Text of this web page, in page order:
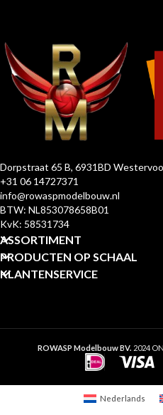
Dorpstraat 65 B, 6931BD
+31 06 14727371
info@rowaspmodelbouw.nl
BTW: NL853078658B01
KvK: 58531734
ASSORTIMENT
PRODUCTEN OP SCHAAL
KLANTENSERVICE
ROWASP Modelbouw BV. 2024
Nederlands